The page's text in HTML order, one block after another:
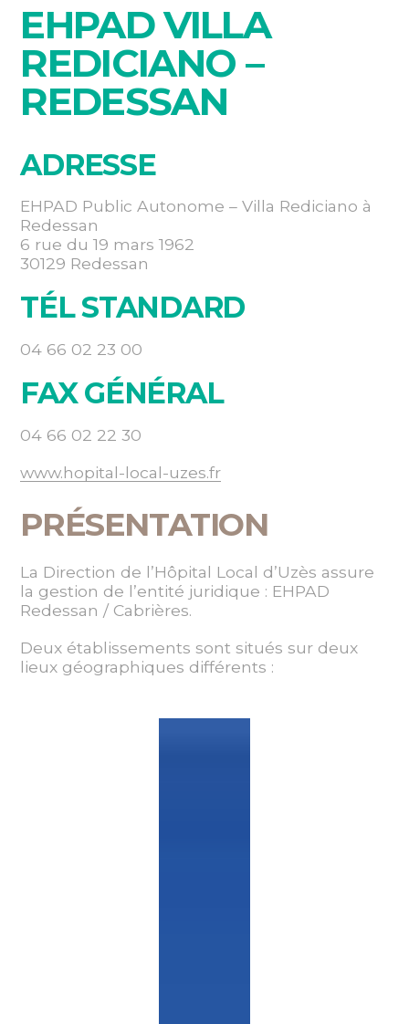
EHPAD VILLA
REDICIANO –
REDESSAN
ADRESSE
EHPAD Public Autonome – Villa Rediciano à
Redessan
6 rue du 19 mars 1962
30129 Redessan
TÉL STANDARD
04 66 02 23 00
FAX GÉNÉRAL
04 66 02 22 30
www.hopital-local-uzes.fr
PRÉSENTATION
La Direction de l’Hôpital Local d’Uzès assure
la gestion de l’entité juridique : EHPAD
Redessan / Cabrières.
Deux établissements sont situés sur deux
lieux géographiques différents :